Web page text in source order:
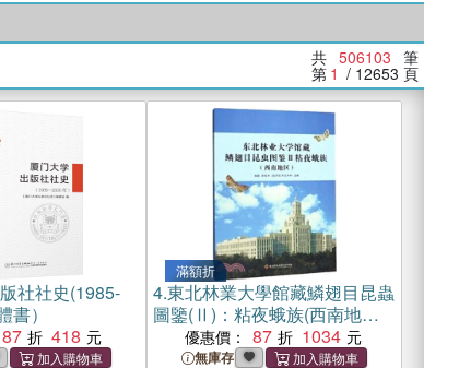
共 506103 筆
第 1 / 12653 頁
社社史(1985-
）
87 418
滿額折
4.東北林業大學館藏鱗翅目昆蟲
圖鑒(Ⅱ)：粘夜蛾族(西南地區)
（簡體書）
優惠價： 87 1034
無庫存